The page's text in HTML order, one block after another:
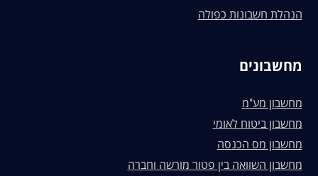
הנהלת חשבונות כפולה
מחשבונים
מחשבון מע"מ
מחשבון ביטוח לאומי
מחשבון מס הכנסה
מחשבון השוואה בין פטור מורשה וחברה